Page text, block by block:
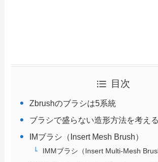
目次
Zbrushのブラシは5系統
ブラシで盛らない造形方法を考える
IMブラシ（Insert Mesh Brush）
IMMブラシ（Insert Multi-Mesh